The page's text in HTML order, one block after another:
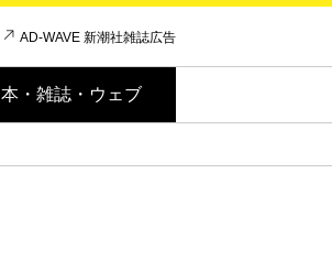
AD-WAVE 新潮社雑誌広告
本・雑誌・ウェブ